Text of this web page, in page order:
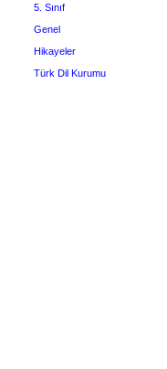
5. Sınıf
Genel
Hikayeler
Türk Dil Kurumu